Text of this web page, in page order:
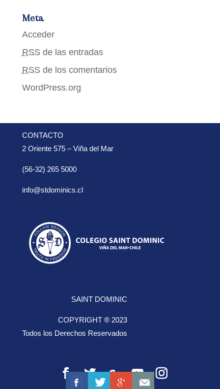
Meta
Acceder
RSS de las entradas
RSS de los comentarios
WordPress.org
CONTACTO
2 Oriente 575 – Viña del Mar
(56-32) 265 5000
info@stdominics.cl
SAINT DOMINIC
COPYRIGHT ® 2023
Todos los Derechos Reservados